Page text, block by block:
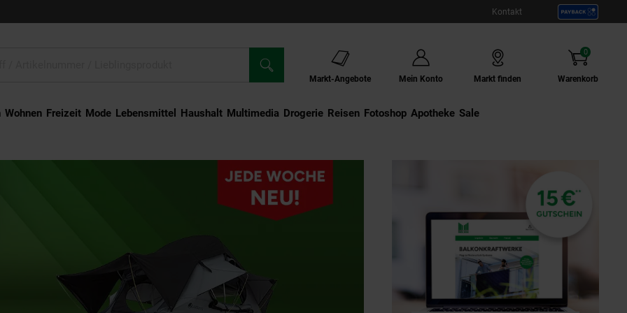
Kontakt
Markt-Angebote Mein Konto Markt finden Warenkorb
0
Artikel
Wohnen Freizeit Mode Lebensmittel Haushalt Multimedia Drogerie Externer Link:
Reisen Externer Link:
Fotoshop Externer Link:
Apotheke Sale